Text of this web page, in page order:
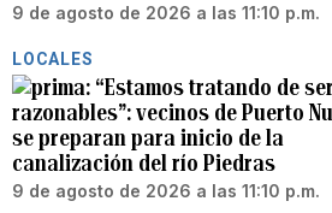
9 de agosto de 2026 a las 11:10 p.m.
LOCALES
“Estamos tratando de ser
razonables”: vecinos de Puerto
se preparan para inicio de la
canalización del río Piedras
9 de agosto de 2026 a las 11:10 p.m.